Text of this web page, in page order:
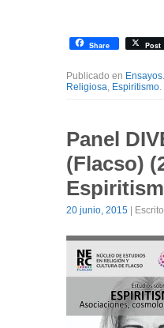
Share Post
Publicado en Ensayos
Religiosa, Espiritismo.
Panel
(Flacso)
20 junio, 2015 |